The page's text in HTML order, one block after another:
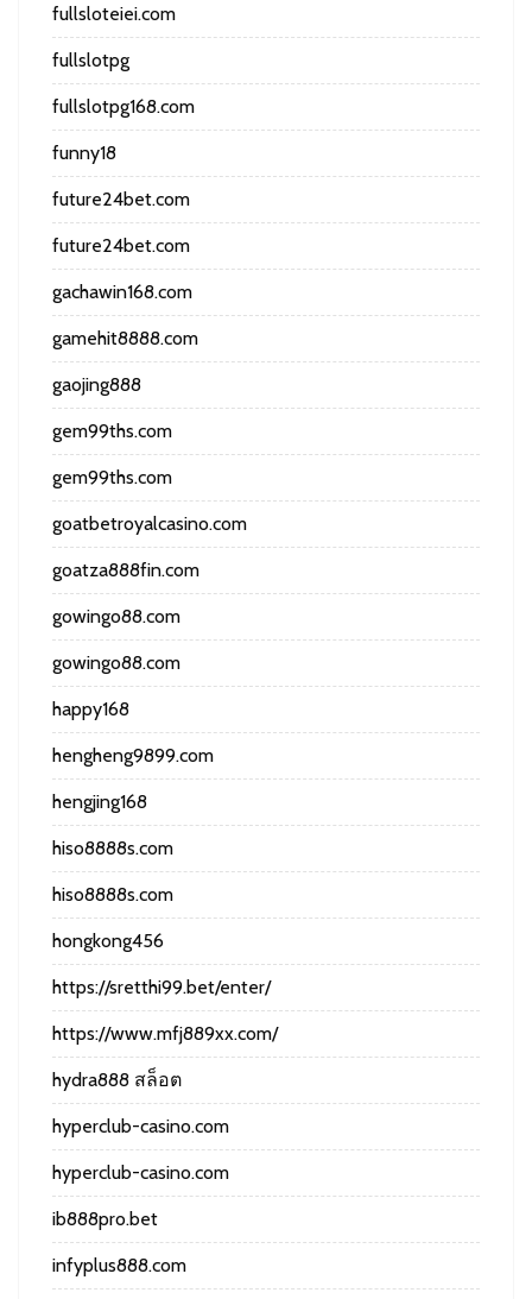
fullsloteiei.com
fullslotpg
fullslotpg168.com
funny18
future24bet.com
future24bet.com
gachawin168.com
gamehit8888.com
gaojing888
gem99ths.com
gem99ths.com
goatbetroyalcasino.com
goatza888fin.com
gowingo88.com
gowingo88.com
happy168
hengheng9899.com
hengjing168
hiso8888s.com
hiso8888s.com
hongkong456
https://sretthi99.bet/enter/
https://www.mfj889xx.com/
hydra888 สล็อต
hyperclub-casino.com
hyperclub-casino.com
ib888pro.bet
infyplus888.com